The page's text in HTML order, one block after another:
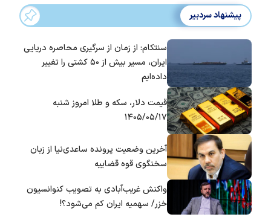
پیشنهاد سردبیر
سنتکام: از زمان از سرگیری محاصره دریایی
ایران، مسیر بیش از ۵۰ کشتی را تغییر
داده‌ایم
قیمت دلار، سکه و طلا امروز شنبه
۱۴۰۵/۰۵/۱۷
آخرین وضعیت پرونده ساعدی‌نیا از زبان
سخنگوی قوه قضاییه
واکنش غریب‌آبادی به تصویب کنوانسیون
خزر/ سهمیه ایران کم می‌شود؟!